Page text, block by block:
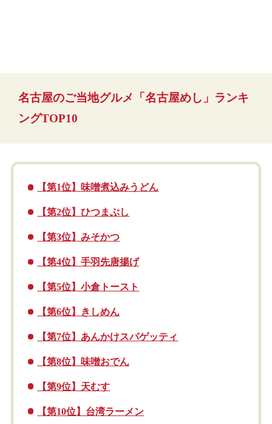
名古屋のご当地グルメ「名古屋めし」ランキ
ングTOP10
【第1位】味噌煮込みうどん
【第2位】ひつまぶし
【第3位】みそかつ
【第4位】手羽先唐揚げ
【第5位】小倉トースト
【第6位】きしめん
【第7位】あんかけスパゲッティ
【第8位】味噌おでん
【第9位】天むす
【第10位】台湾ラーメン